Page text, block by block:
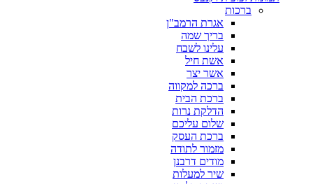
ברכות
אגרת הרמב"ן
בריך שמה
עלינו לשבח
אשת חיל
אשר יצר
ברכה למקווה
ברכת הבית
הדלקת נרות
שלום עליכם
ברכת העסק
מזמור לתודה
מודים דרבנן
שיר למעלות